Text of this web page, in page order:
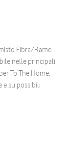
Fibra/Rame
nelle principali
To The Home.
su possibili